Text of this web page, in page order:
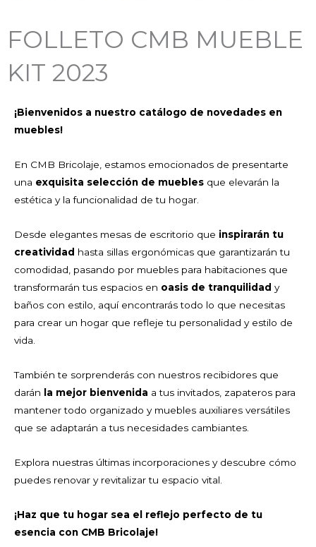
FOLLETO CMB MUEBLE
KIT 2023
¡Bienvenidos a nuestro catálogo de novedades en
muebles!
En CMB Bricolaje, estamos emocionados de presentarte
una exquisita selección de muebles que elevarán la
estética y la funcionalidad de tu hogar.
Desde elegantes mesas de escritorio que inspirarán tu
creatividad hasta sillas ergonómicas que garantizarán tu
comodidad, pasando por muebles para habitaciones que
transformarán tus espacios en oasis de tranquilidad y
baños con estilo, aquí encontrarás todo lo que necesitas
para crear un hogar que refleje tu personalidad y estilo de
vida.
También te sorprenderás con nuestros recibidores que
darán la mejor bienvenida a tus invitados, zapateros para
mantener todo organizado y muebles auxiliares versátiles
que se adaptarán a tus necesidades cambiantes.
Explora nuestras últimas incorporaciones y descubre cómo
puedes renovar y revitalizar tu espacio vital.
¡Haz que tu hogar sea el reflejo perfecto de tu
esencia con CMB Bricolaje!